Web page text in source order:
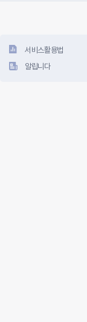
서비스활용법
알립니다